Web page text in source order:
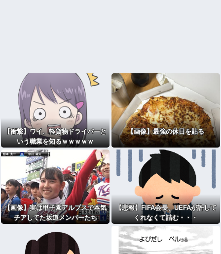
【衝撃】ワイ、軽貨物ドライバーと
いう職業を知るｗｗｗｗｗ
【画像】最強の休日を貼る
【画像】実は甲子園アルプスで本気
チアしてた坂道メンバーたち
【悲報】FIFA会長、UEFAが許して
くれなくて詰む・・・